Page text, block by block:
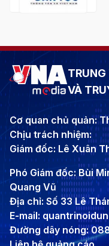
TRUNG
VÀ
Cơ quan chủ quản:
Chịu trách nhiệm:
Giám đốc: Lê Xuân
Phó Giám đốc: Bùi
Quang Vũ
Địa chỉ: Số 33 Lê
E-mail:
Đường dây nóng: